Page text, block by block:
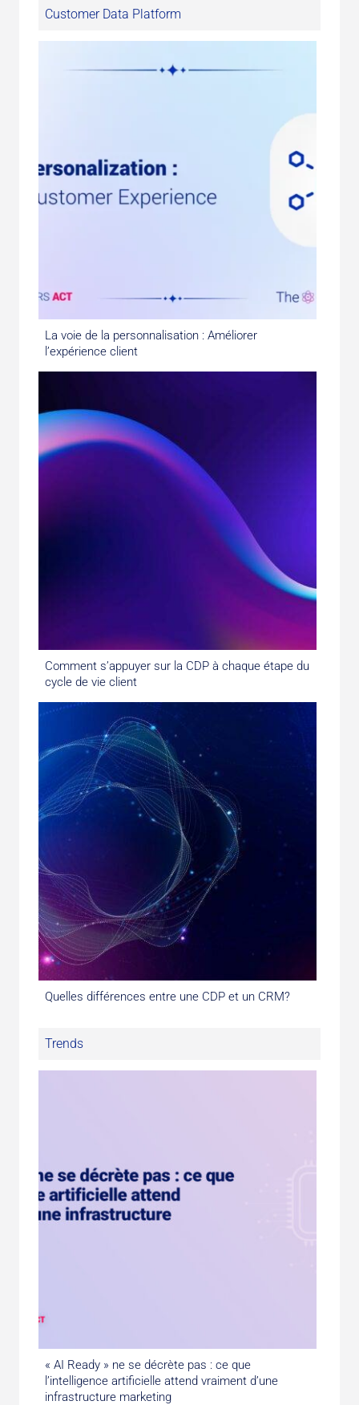
Customer Data Platform
La voie de la personnalisation : Améliorer
l’expérience client
Comment s’appuyer sur la CDP à chaque étape du
cycle de vie client
Quelles différences entre une CDP et un CRM?
Trends
« AI Ready » ne se décrète pas : ce que
l’intelligence artificielle attend vraiment d’une
infrastructure marketing